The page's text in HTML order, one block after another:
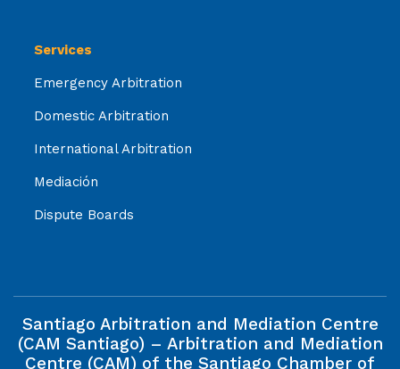
Services
Emergency Arbitration
Domestic Arbitration
International Arbitration
Mediación
Dispute Boards
Santiago Arbitration and Mediation Centre
(CAM Santiago) – Arbitration and Mediation
Centre (CAM) of the Santiago Chamber of